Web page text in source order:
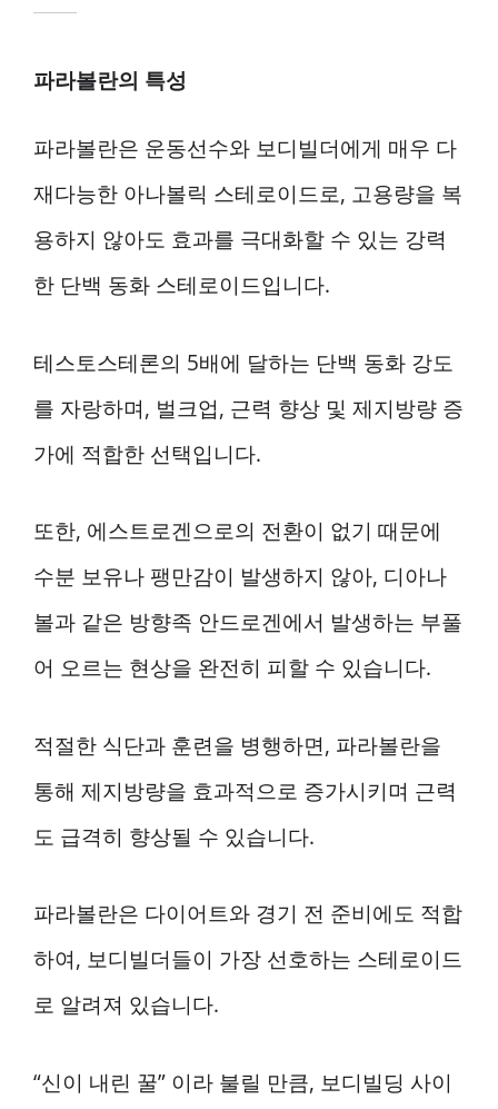
파라볼란의 특성
파라볼란은 운동선수와 보디빌더에게 매우 다
재다능한 아나볼릭 스테로이드로, 고용량을 복
용하지 않아도 효과를 극대화할 수 있는 강력
한 단백 동화 스테로이드입니다.
테스토스테론의 5배에 달하는 단백 동화 강도
를 자랑하며, 벌크업, 근력 향상 및 제지방량 증
가에 적합한 선택입니다.
또한, 에스트로겐으로의 전환이 없기 때문에
수분 보유나 팽만감이 발생하지 않아, 디아나
볼과 같은 방향족 안드로겐에서 발생하는 부풀
어 오르는 현상을 완전히 피할 수 있습니다.
적절한 식단과 훈련을 병행하면, 파라볼란을
통해 제지방량을 효과적으로 증가시키며 근력
도 급격히 향상될 수 있습니다.
파라볼란은 다이어트와 경기 전 준비에도 적합
하여, 보디빌더들이 가장 선호하는 스테로이드
로 알려져 있습니다.
“신이 내린 꿀” 이라 불릴 만큼, 보디빌딩 사이